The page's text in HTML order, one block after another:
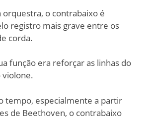
o contrabaixo é
registro mais grave entre os
corda.
função era reforçar as linhas do
violone.
tempo, especialmente a partir
de Beethoven, o contrabaixo